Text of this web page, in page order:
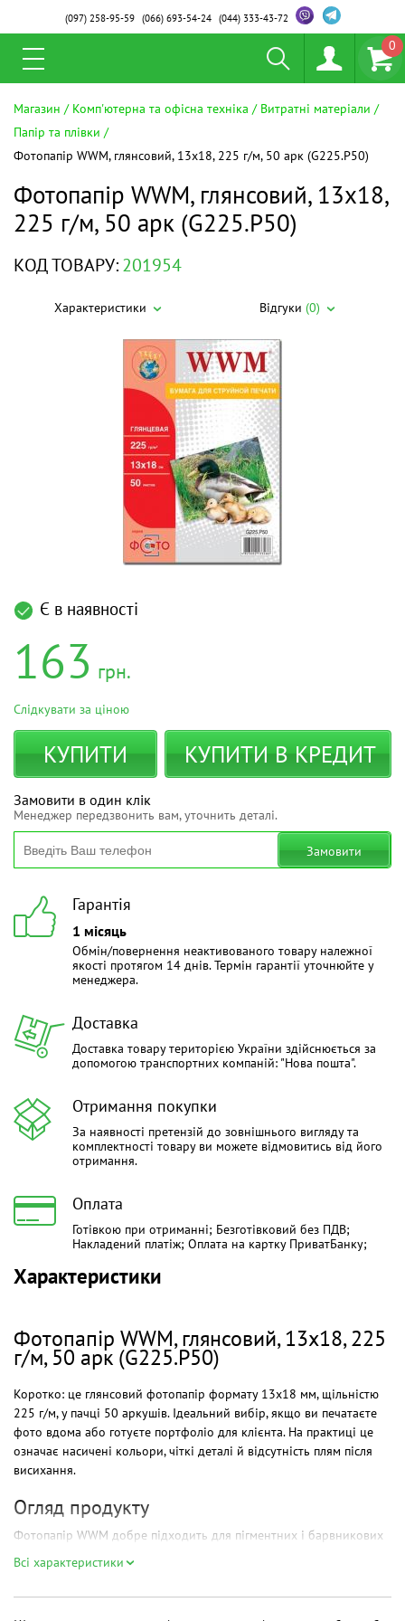
(097)258-95-59 (066)693-54-24 (044)333-43-72
0
Магазин Комп'ютерна та офісна техніка
Витратні матеріали
Папір та плівки
Фотопапір WWM, глянсовий, 13х18, 225 г/м, 50 арк (G225.P50)
Фотопапір WWM, глянсовий, 13х18,
225 г/м, 50 арк (G225.P50)
КОД ТОВАРУ:201954
Характеристики Відгуки (0)
Є в наявності
163 грн.
Слідкувати за ціною
КУПИТИ КУПИТИ В КРЕДИТ
Замовити в один клік
Менеджер передзвонить вам, уточнить деталі.
Замовити
Гарантія
1 місяць
Обмін/повернення неактивованого товару належної
якості протягом 14 днів. Термін гарантії уточнюйте у
менеджера.
Доставка
Доставка товару територією України здійснюється за
допомогою транспортних компаній: "Нова пошта".
Отримання покупки
За наявності претензій до зовнішнього вигляду та
комплектності товару ви можете відмовитись від його
отримання.
Оплата
Готівкою при отриманні; Безготівковий без ПДВ;
Накладений платіж; Оплата на картку ПриватБанку;
Характеристики
Фотопапір WWM, глянсовий, 13х18, 225
г/м, 50 арк (G225.P50)
Коротко: це глянсовий фотопапір формату 13х18 мм, щільністю
225 г/м, у пачці 50 аркушів. Ідеальний вибір, якщо ви печатаєте
фото вдома або готуєте портфоліо для клієнта. На практиці це
означає насичені кольори, чіткі деталі й відсутність плям після
висихання.
Огляд продукту
Фотопапір WWM добре підходить для пігментних і барвникових
чорнил. Він дає яскраву картинку з глибокими чорними і
плавними градаціями. Якщо ви шукаєте товари для друку, цей
Всі характеристики